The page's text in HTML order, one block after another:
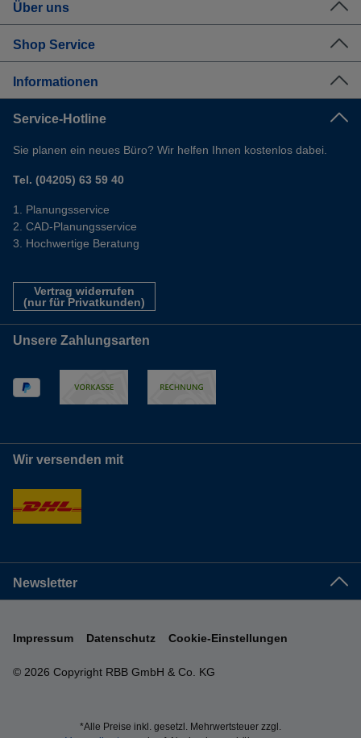
Über uns
Shop Service
Informationen
Service-Hotline
Sie planen ein neues Büro? Wir helfen Ihnen kostenlos dabei.
Tel. (04205) 63 59 40
Planungsservice
CAD-Planungsservice
Hochwertige Beratung
Vertrag widerrufen
(nur für Privatkunden)
Unsere Zahlungsarten
Wir versenden mit
Newsletter
© 2026 Copyright RBB GmbH & Co. KG
Impressum Datenschutz Cookie-Einstellungen
*Alle Preise inkl. gesetzl. Mehrwertsteuer zzgl.